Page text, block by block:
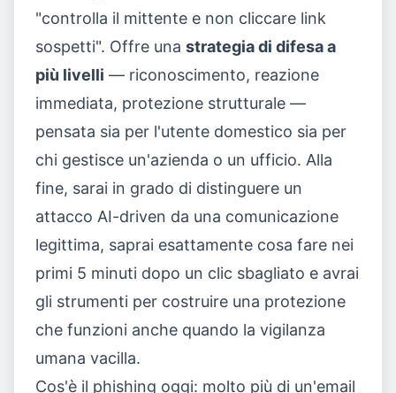
"controlla il mittente e non cliccare link
sospetti". Offre una strategia di difesa a
più livelli — riconoscimento, reazione
immediata, protezione strutturale —
pensata sia per l'utente domestico sia per
chi gestisce un'azienda o un ufficio. Alla
fine, sarai in grado di distinguere un
attacco AI-driven da una comunicazione
legittima, saprai esattamente cosa fare nei
primi 5 minuti dopo un clic sbagliato e avrai
gli strumenti per costruire una protezione
che funzioni anche quando la vigilanza
umana vacilla.
Cos'è il phishing oggi: molto più di un'email